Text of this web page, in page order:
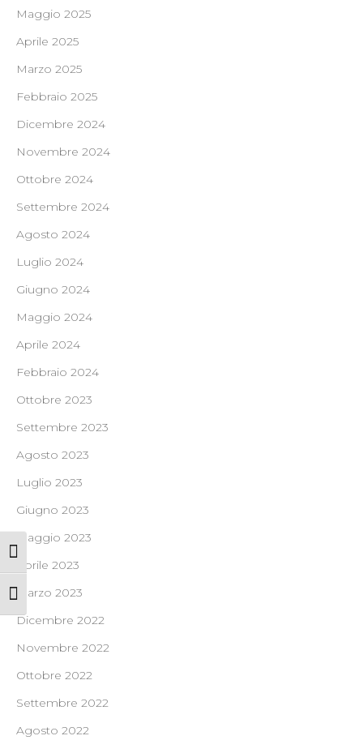
Attiva/disattiva alto contrasto
Attiva/disattiva dimensione testo
Maggio 2025
Aprile 2025
Marzo 2025
Febbraio 2025
Dicembre 2024
Novembre 2024
Ottobre 2024
Settembre 2024
Agosto 2024
Luglio 2024
Giugno 2024
Maggio 2024
Aprile 2024
Febbraio 2024
Ottobre 2023
Settembre 2023
Agosto 2023
Luglio 2023
Giugno 2023
Maggio 2023
Aprile 2023
Marzo 2023
Dicembre 2022
Novembre 2022
Ottobre 2022
Settembre 2022
Agosto 2022